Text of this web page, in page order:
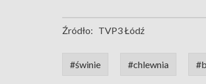
Źródło: TVP3 Łódź
#świnie #chlewnia